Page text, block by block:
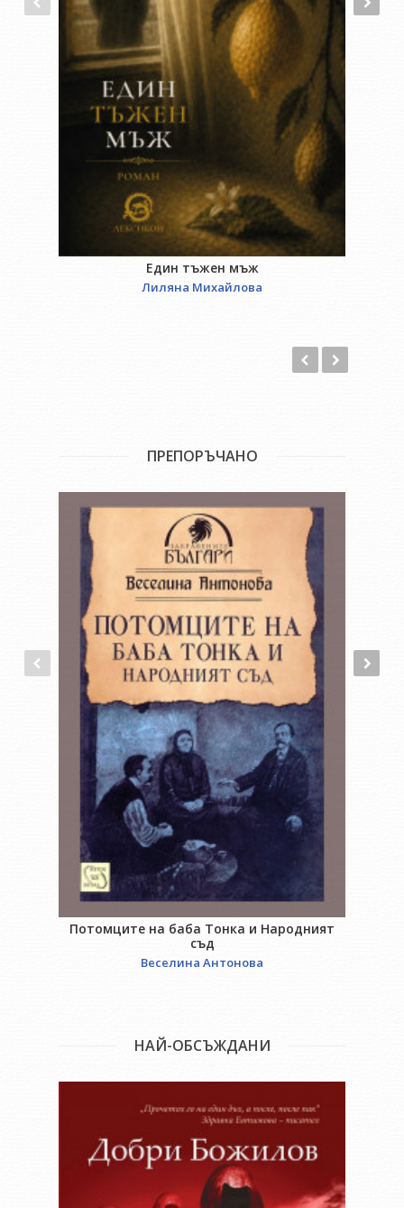
Един тъжен мъж
Лиляна Михайлова
ПРЕПОРЪЧАНО
Потомците на баба Тонка и Народният
съд
Веселина Антонова
НАЙ-ОБСЪЖДАНИ